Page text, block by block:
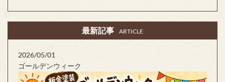
最新記事 ARTICLE
2026/05/01
ゴールデンウィーク